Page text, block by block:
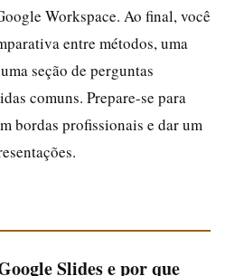
Workspace. Ao final, você
entre métodos, uma
seção de perguntas
comuns. Prepare-se para
bordas profissionais e dar um
Slides e por que